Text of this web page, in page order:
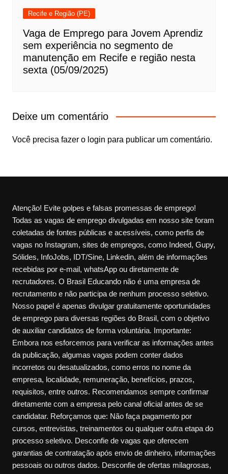
Recife e Região (PE)
Vaga de Emprego para Jovem Aprendiz
sem experiência no segmento de
manutenção em Recife e região nesta
sexta (05/09/2025)
Deixe um comentário
Você precisa fazer o login para publicar um comentário.
Atenção! Evite golpes e falsas promessas de emprego!
Todas as vagas de emprego divulgadas em nosso site foram
coletadas de fontes públicas e acessíveis, como perfis de
vagas no Instagram, sites de empregos, como Indeed, Gupy,
Sólides, InfoJobs, IDT/Sine, Linkedin, além de informações
recebidas por e-mail, whatsApp ou diretamente de
recrutadores. O Brasil Educando não é uma empresa de
recrutamento e não participa de nenhum processo seletivo.
Nosso papel é apenas divulgar gratuitamente oportunidades
de emprego para diversas regiões do Brasil, com o objetivo
de auxiliar candidatos de forma voluntária. Importante:
Embora nos esforcemos para verificar as informações antes
da publicação, algumas vagas podem conter dados
incorretos ou desatualizados, como erros no nome da
empresa, localidade, remuneração, benefícios, prazos,
requisitos, entre outros. Recomendamos sempre confirmar
diretamente com a empresa pelo canal oficial antes de se
candidatar. Reforçamos que: Não faça pagamento por
cursos, entrevistas, treinamentos ou qualquer outra etapa do
processo seletivo. Desconfie de vagas que oferecem
garantias de contratação após envio de dinheiro, informações
pessoais ou outros dados. Desconfie de ofertas milagrosas,